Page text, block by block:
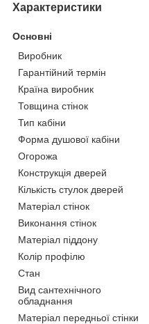
Характеристики
Основні
Виробник
Гарантійний термін
Країна виробник
Товщина стінок
Тип кабіни
Форма душової кабіни
Огорожа
Конструкція дверей
Кількість стулок дверей
Матеріал стінок
Виконання стінок
Матеріал піддону
Колір профілю
Стан
Вид сантехнічного
обладнання
Матеріал передньої стінки